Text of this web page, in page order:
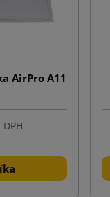
AirPro A11
DPH